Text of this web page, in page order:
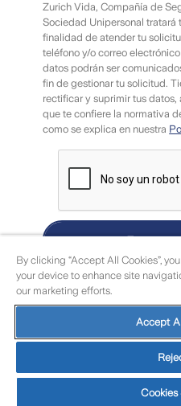
Zurich Vida, Compañía de Seguros y Reaseguros, S.A.
Sociedad Unipersonal tratará tus datos personales con la
finalidad de atender tu solicitud de presupuesto a
teléfono y/o correo electrónico que nos
datos podrán ser
fin de gestionar tu solicitud.
rectificar y suprimir tus datos,
que te confiere la normativa de protección de datos, tal y
como se explica en nuestra
Enviar
Protección de datos|Aviso legal
By clicking “Accept All Cookies”,
your device to enhance site
our marketing efforts.
Accept